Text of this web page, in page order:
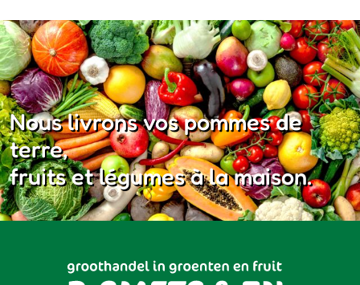
Nous livrons vos pommes de
terre,
fruits et légumes à la maison.